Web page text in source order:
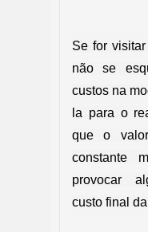
Se for
não se
custos na
la para o
que o
constante
provocar
custo final